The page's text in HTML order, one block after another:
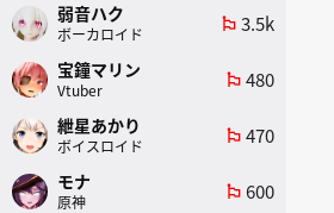
弱音ハク
ボーカロイド
emoji_flags 3.5k
宝鐘マリン
Vtuber
emoji_flags 480
紲星あかり
ボイスロイド
emoji_flags 470
モナ
原神
emoji_flags 600